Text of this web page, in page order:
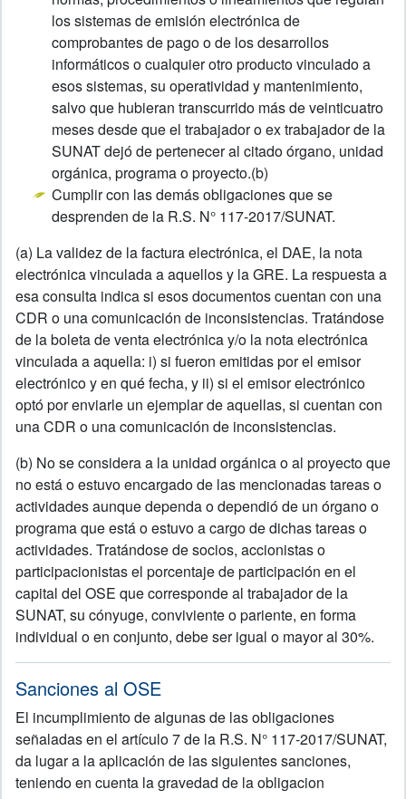
los sistemas de emisión electrónica de
comprobantes de pago o de los desarrollos
informáticos o cualquier otro producto vinculado a
esos sistemas, su operatividad y mantenimiento,
salvo que hubieran transcurrido más de veinticuatro
meses desde que el trabajador o ex trabajador de la
SUNAT dejó de pertenecer al citado órgano, unidad
orgánica, programa o proyecto.(b)
Cumplir con las demás obligaciones que se
desprenden de la R.S. N° 117-2017/SUNAT.
(a) La validez de la factura electrónica, el DAE, la nota
electrónica vinculada a aquellos y la GRE. La respuesta a
esa consulta indica si esos documentos cuentan con una
CDR o una comunicación de inconsistencias. Tratándose
de la boleta de venta electrónica y/o la nota electrónica
vinculada a aquella: i) si fueron emitidas por el emisor
electrónico y en qué fecha, y ii) si el emisor electrónico
optó por enviarle un ejemplar de aquellas, si cuentan con
una CDR o una comunicación de inconsistencias.
(b) No se considera a la unidad orgánica o al proyecto que
no está o estuvo encargado de las mencionadas tareas o
actividades aunque dependa o dependió de un órgano o
programa que está o estuvo a cargo de dichas tareas o
actividades. Tratándose de socios, accionistas o
participacionistas el porcentaje de participación en el
capital del OSE que corresponde al trabajador de la
SUNAT, su cónyuge, conviviente o pariente, en forma
individual o en conjunto, debe ser igual o mayor al 30%.
Sanciones al OSE
El incumplimiento de algunas de las obligaciones
señaladas en el artículo 7 de la R.S. N° 117-2017/SUNAT,
da lugar a la aplicación de las siguientes sanciones,
teniendo en cuenta la gravedad de la obligacion